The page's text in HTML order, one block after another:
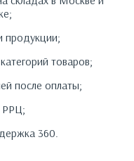
продукции;
товаров;
после оплаты;
360.